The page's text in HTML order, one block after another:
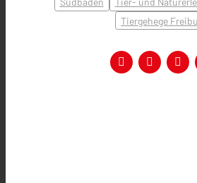
Tiergehege